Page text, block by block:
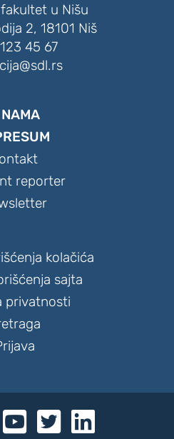
u Nišu
2, 18101 Niš
45 67
NAMA
reporter
kolačića
sajta
privatnosti
  